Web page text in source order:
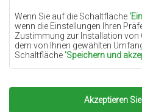
Wenn Sie auf die Schaltfläche
wenn die Einstellungen Ihren
Zustimmung zur Installation von
dem von Ihnen gewählten
Schaltfläche 'Speichern und
Grundlage für die Verarbeitung
Datenverwalters
Bereitstellung qualitativ
Akzeptieren
Teppiche
Teppiche
Copyright 2022